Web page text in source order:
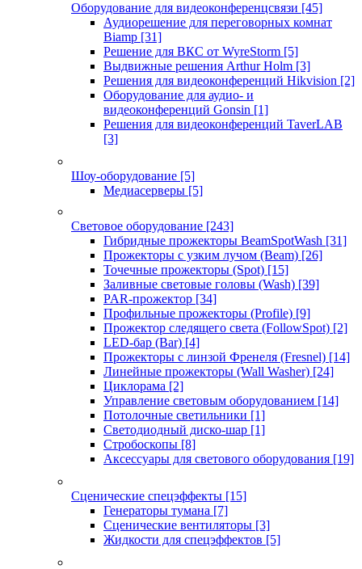
Оборудование для видеоконференцсвязи [45]
Аудиорешение для переговорных комнат
Biamp [31]
Решение для ВКС от WyreStorm [5]
Выдвижные решения Arthur Holm [3]
Решения для видеоконференций Hikvision [2]
Оборудование для аудио- и
видеоконференций Gonsin [1]
Решения для видеоконференций TaverLAB
[3]
Шоу-оборудование [5]
Медиасерверы [5]
Световое оборудование [243]
Гибридные прожекторы BeamSpotWash [31]
Прожекторы с узким лучом (Beam) [26]
Точечные прожекторы (Spot) [15]
Заливные световые головы (Wash) [39]
PAR-прожектор [34]
Профильные прожекторы (Profile) [9]
Прожектор следящего света (FollowSpot) [2]
LED-бар (Bar) [4]
Прожекторы с линзой Френеля (Fresnel) [14]
Линейные прожекторы (Wall Washer) [24]
Циклорама [2]
Управление световым оборудованием [14]
Потолочные светильники [1]
Светодиодный диско-шар [1]
Стробоскопы [8]
Аксессуары для светового оборудования [19]
Сценические спецэффекты [15]
Генераторы тумана [7]
Сценические вентиляторы [3]
Жидкости для спецэффектов [5]